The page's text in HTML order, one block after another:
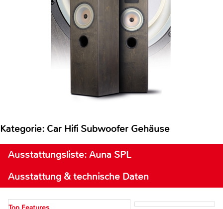
Kategorie: Car Hifi Subwoofer Gehäuse
Ausstattungsliste: Auna SPL
Ausstattung & technische Daten